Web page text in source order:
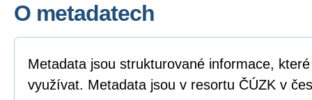
O metadatech
Metadata jsou strukturované informace,
využívat. Metadata jsou v resortu ČÚZK v